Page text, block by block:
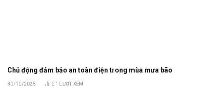
Chủ động đảm bảo an toàn điện trong mùa mưa bão
30/10/2025 21 LƯỢT XEM